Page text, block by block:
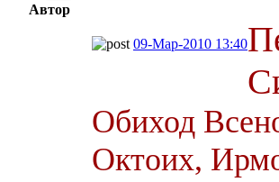
Автор
09-Мар-2010 13:40
Обиход
Октоих,